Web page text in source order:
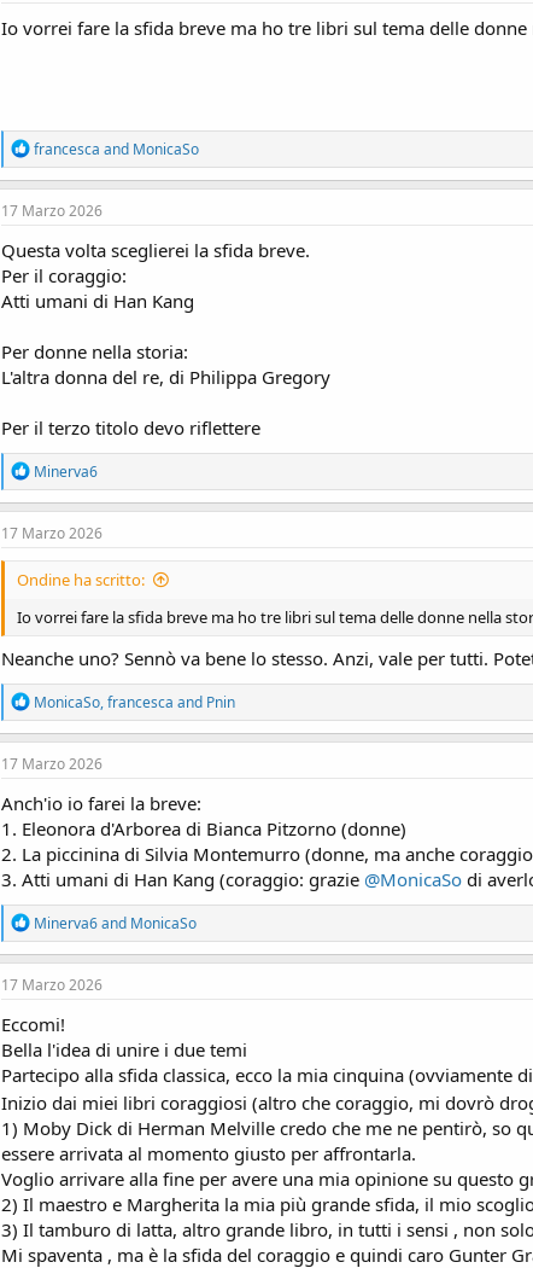
i
o
Io vorrei fare la sfida breve ma ho tre libri sul tema delle
R
e
a
c
i
o
n
s
francesca and MonicaSo
17 Marzo 2026
Questa volta sceglierei la sfida breve.
Per il coraggio:
Atti umani di Han Kang
Per donne nella storia:
L'altra donna del re, di Philippa Gregory
Per il terzo titolo devo riflettere
R
e
a
c
o
s
Minerva6
17 Marzo 2026
Ondine ha scritto:
Io vorrei fare la sfida breve ma ho tre libri sul tema delle donne nella
Neanche uno? Sennò va bene lo stesso. Anzi, vale per tutti.
R
e
a
c
i
o
n
s
:
MonicaSo,francesca and Pnin
17 Marzo 2026
Anch'io io farei la breve:
1. Eleonora d'Arborea di Bianca Pitzorno (donne)
2. La piccinina di Silvia Montemurro (donne, ma anche
3. Atti umani di Han Kang (coraggio: grazie @MonicaSo di
R
e
a
c
i
o
n
s
:
Minerva6and MonicaSo
17 Marzo 2026
Eccomi!
Bella l'idea di unire i due temi
Partecipo alla sfida classica, ecco la mia cinquina (ovviamente
Inizio dai miei libri coraggiosi (altro che coraggio, mi dovrò
1) Moby Dick di Herman Melville credo che me ne pentirò, so
essere arrivata al momento giusto per affrontarla.
Voglio arrivare alla fine per avere una mia opinione su questo
2) Il maestro e Margherita la mia più grande sfida, il mio
3) Il tamburo di latta, altro grande libro, in tutti i sensi , non
Mi spaventa , ma è la sfida del coraggio e quindi caro Gunter